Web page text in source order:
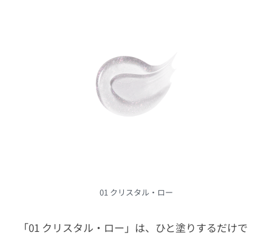
01 クリスタル・ロー
「01 クリスタル・ロー」は、ひと塗りするだけで